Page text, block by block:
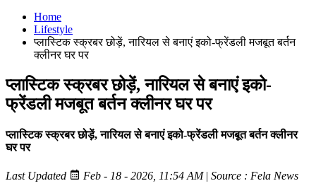
Home
Lifestyle
प्लास्टिक स्क्रबर छोड़ें, नारियल से बनाएं इको-फ्रेंडली मजबूत बर्तन
क्लीनर घर पर
प्लास्टिक स्क्रबर छोड़ें, नारियल से बनाएं इको-
फ्रेंडली मजबूत बर्तन क्लीनर घर पर
प्लास्टिक स्क्रबर छोड़ें, नारियल से बनाएं इको-फ्रेंडली मजबूत बर्तन क्लीनर
घर पर
Last Updated Feb - 18 - 2026, 11:54 AM| Source : Fela News